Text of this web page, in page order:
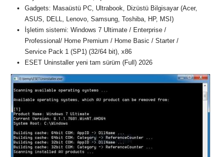
Gadgets: Masaüstü PC, Ultrabook, Dizüstü Bilgisayar (Acer,
ASUS, DELL, Lenovo, Samsung, Toshiba, HP, MSI)
İşletim sistemi: Windows 7 Ultimate / Enterprise /
Professional/ Home Premium / Home Basic / Starter /
Service Pack 1 (SP1) (32/64 bit), x86
ESET Uninstaller yeni tam sürüm (Full) 2026